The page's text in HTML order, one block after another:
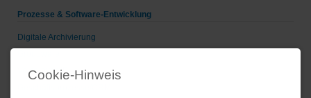
Prozesse & Software-Entwicklung
Digitale Archivierung
Voice-over-IP
Cookie-Hinweis